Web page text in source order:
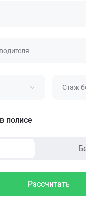
Стаж
полисе
Рассчитать